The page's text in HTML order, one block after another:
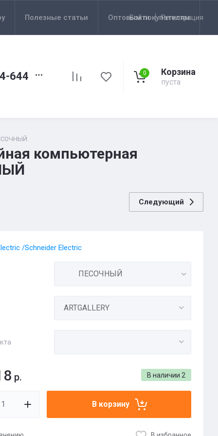
Полезные статьи Оптовым покупателям
Войти Регистрация
644 0 Корзина
пуста
компьютерная
Следующий
/Schneider Electric
ПЕСОЧНЫЙ
В наличии 2
р.
В корзину